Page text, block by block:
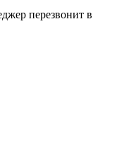
перезвонит в